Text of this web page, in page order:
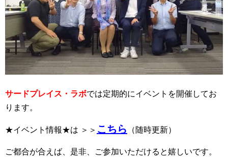
サードプレイス・ラボでは定期的にイベントを開催してお
ります。
★イベント情報★は ＞＞ こちら （随時更新）
ご都合が合えば、是非、ご参加いただけると嬉しいです。